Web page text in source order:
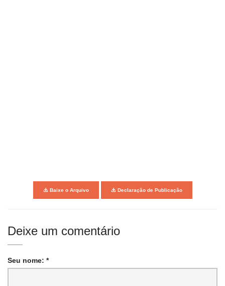
Baixe o Arquivo Declaração de Publicação
Deixe um comentário
Seu nome: *